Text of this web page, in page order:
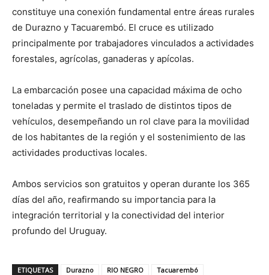
constituye una conexión fundamental entre áreas rurales
de Durazno y Tacuarembó. El cruce es utilizado
principalmente por trabajadores vinculados a actividades
forestales, agrícolas, ganaderas y apícolas.
La embarcación posee una capacidad máxima de ocho
toneladas y permite el traslado de distintos tipos de
vehículos, desempeñando un rol clave para la movilidad
de los habitantes de la región y el sostenimiento de las
actividades productivas locales.
Ambos servicios son gratuitos y operan durante los 365
días del año, reafirmando su importancia para la
integración territorial y la conectividad del interior
profundo del Uruguay.
ETIQUETAS Durazno RIO NEGRO
Tacuarembó